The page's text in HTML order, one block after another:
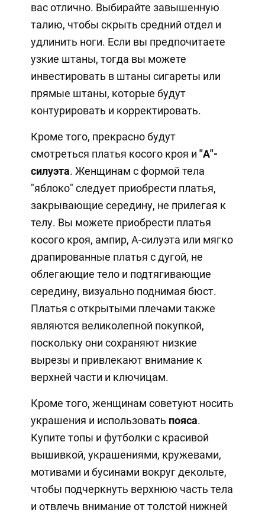
вас отлично. Выбирайте завышенную
талию, чтобы скрыть средний отдел и
удлинить ноги. Если вы предпочитаете
узкие штаны, тогда вы можете
инвестировать в штаны сигареты или
прямые штаны, которые будут
контурировать и корректировать.
Кроме того, прекрасно будут
смотреться платья косого кроя и "А"-
силуэта. Женщинам с формой тела
"яблоко" следует приобрести платья,
закрывающие середину, не прилегая к
телу. Вы можете приобрести платья
косого кроя, ампир, А-силуэта или мягко
драпированные платья с дугой, не
облегающие тело и подтягивающие
середину, визуально поднимая бюст.
Платья с открытыми плечами также
являются великолепной покупкой,
поскольку они сохраняют низкие
вырезы и привлекают внимание к
верхней части и ключицам.
Кроме того, женщинам советуют носить
украшения и использовать пояса.
Купите топы и футболки с красивой
вышивкой, украшениями, кружевами,
мотивами и бусинами вокруг декольте,
чтобы подчеркнуть верхнюю часть тела
и отвлечь внимание от толстой нижней